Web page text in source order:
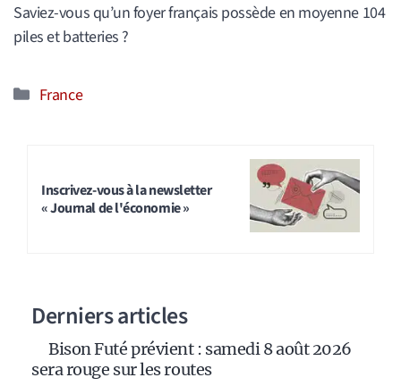
Saviez-vous qu’un foyer français possède en moyenne 104
piles et batteries ?
Catégories
France
Inscrivez-vous à la newsletter
« Journal de l'économie »
Derniers articles
Bison Futé prévient : samedi 8 août 2026
sera rouge sur les routes